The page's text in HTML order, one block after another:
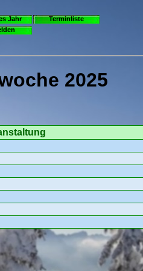
Jahr
Terminliste
2025